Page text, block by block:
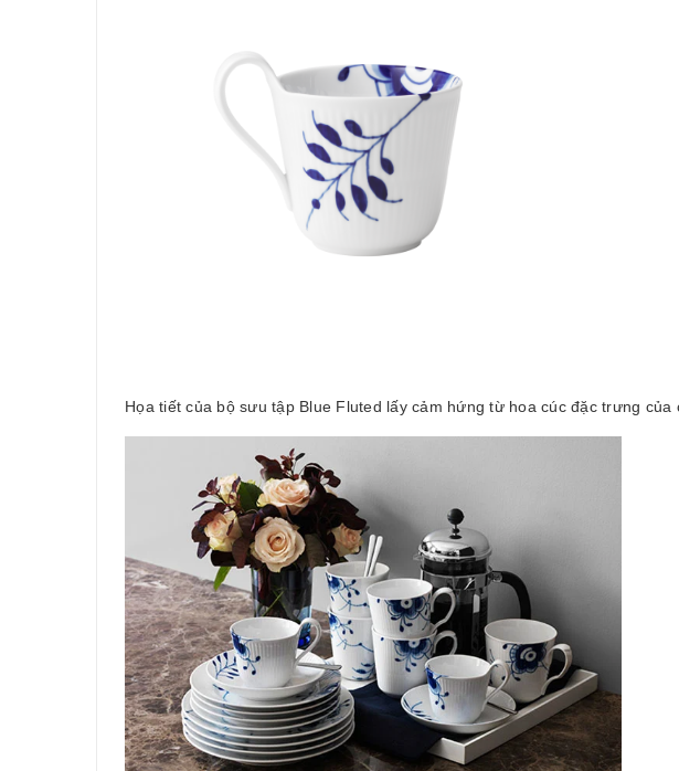
Họa tiết của bộ sưu tập Blue Fluted lấy cảm hứng từ hoa cúc đặc trưng của